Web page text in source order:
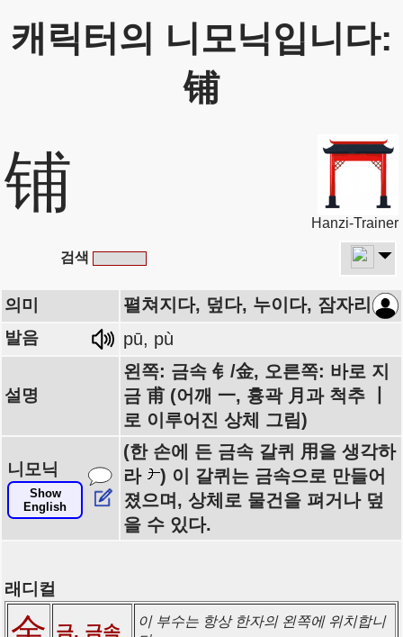
캐릭터의 니모닉입니다:
铺
铺
Hanzi-Trainer
검색
의미 펼쳐지다, 덮다, 누이다, 잠자리
발음 pū, pù
설명
왼쪽: 금속 钅/金, 오른쪽: 바로 지
금 甫 (어깨 一, 흉곽 月과 척추 丨
로 이루어진 상체 그림)
니모닉
Show
English
(한 손에 든 금속 갈퀴 用을 생각하
라
) 이 갈퀴는 금속으로 만들어
졌으며, 상체로 물건을 펴거나 덮
을 수 있다.
래디컬
금, 금속
이 부수는 항상 한자의 왼쪽에 위치합니